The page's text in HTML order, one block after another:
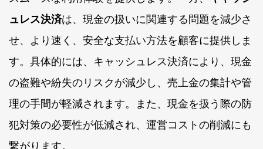
ュレス決済は、現金の扱いに関連する問題を減少さ
せ、より速く、安全な支払い方法を顧客に提供しま
す。具体的には、キャッシュレス決済により、現金
の盗難や紛失のリスクが減少し、売上金の集計や管
理の手間が軽減されます。また、現金を扱う際の防
犯対策の必要性が低減され、運営コストの削減にも
繋がります。